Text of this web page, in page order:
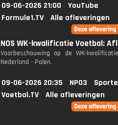
09-06-2026 21:00
YouTube
Formule1.TV
Alle afleveringen
NOS WK-kwalificatie Voetbal:
Voorbeschouwing op de WK-
Nederland - Polen.
09-06-2026 20:35 NPO3
Voetbal.TV
Alle afleveringen